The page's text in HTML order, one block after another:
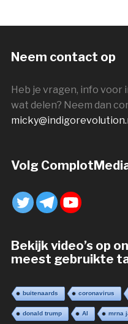
Neem contact op
Heb je vragen, info voor
wat delen? Neem dan
Volg
Bekijk video’s op
meest gebruikte
buitenaards coronavirus
donald trump AI mrna